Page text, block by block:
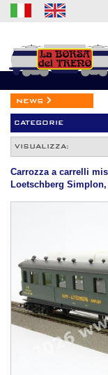
news
CATEGORIE
VISUALIZZA:
Carrozza a carrelli
Loetschberg